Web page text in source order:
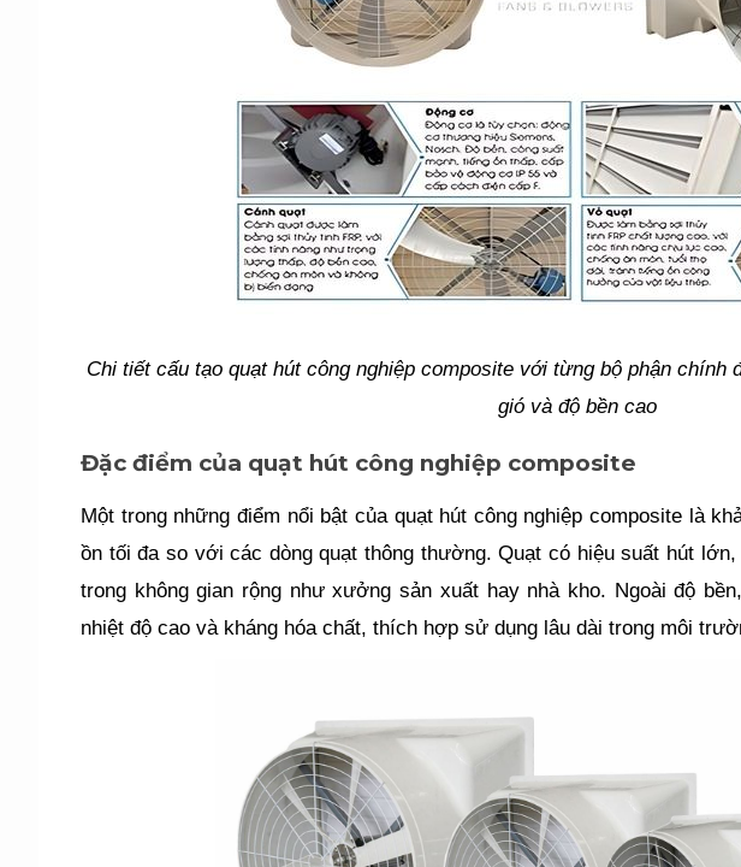
Chi tiết cấu tạo quạt hút công nghiệp composite với từng bộ phận
gió và độ bền cao
Đặc điểm của quạt hút công nghiệp composite
Một trong những điểm nổi bật của quạt hút công nghiệp composite là
ồn tối đa so với các dòng quạt thông thường. Quạt có hiệu suất hút
trong không gian rộng như xưởng sản xuất hay nhà kho. Ngoài độ
nhiệt độ cao và kháng hóa chất, thích hợp sử dụng lâu dài trong môi